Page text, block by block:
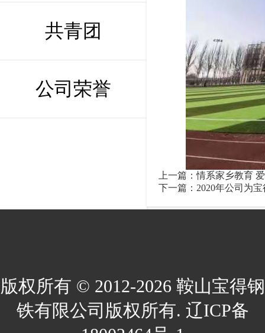
共青团
公司荣誉
上一篇：情系家乡教育
下一篇： 2020年公司为
版权所有 © 2012-2026 鞍山宝得钢
铁有限公司版权所有. 辽ICP备